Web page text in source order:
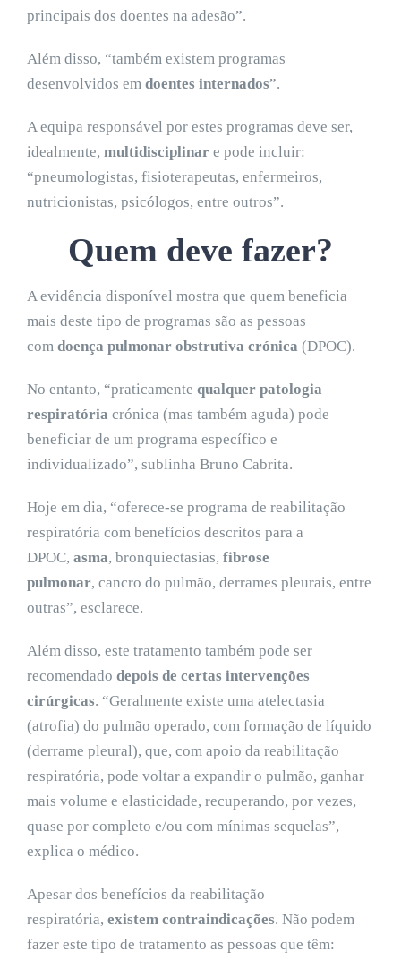
principais dos doentes na adesão”.
Além disso, “também existem programas
desenvolvidos em doentes internados”.
A equipa responsável por estes programas deve ser,
idealmente, multidisciplinar e pode incluir:
“pneumologistas, fisioterapeutas, enfermeiros,
nutricionistas, psicólogos, entre outros”.
Quem deve fazer?
A evidência disponível mostra que quem beneficia
mais deste tipo de programas são as pessoas
com doença pulmonar obstrutiva crónica (DPOC).
No entanto, “praticamente qualquer patologia
respiratória crónica (mas também aguda) pode
beneficiar de um programa específico e
individualizado”, sublinha Bruno Cabrita.
Hoje em dia, “oferece-se programa de reabilitação
respiratória com benefícios descritos para a
DPOC, asma, bronquiectasias, fibrose
pulmonar, cancro do pulmão, derrames pleurais, entre
outras”, esclarece.
Além disso, este tratamento também pode ser
recomendado depois de certas intervenções
cirúrgicas. “Geralmente existe uma atelectasia
(atrofia) do pulmão operado, com formação de líquido
(derrame pleural), que, com apoio da reabilitação
respiratória, pode voltar a expandir o pulmão, ganhar
mais volume e elasticidade, recuperando, por vezes,
quase por completo e/ou com mínimas sequelas”,
explica o médico.
Apesar dos benefícios da reabilitação
respiratória, existem contraindicações. Não podem
fazer este tipo de tratamento as pessoas que têm: